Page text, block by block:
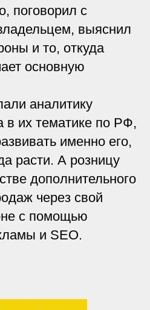
поговорил с
выяснил
и то, откуда
основную
аналитику
в их тематике по РФ,
именно его,
расти. А розницу
дополнительного
через свой
с помощью
и SEO.